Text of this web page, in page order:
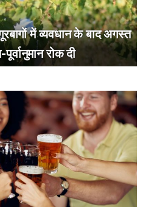
में व्यवधान के बाद अगस्त
रोक दी